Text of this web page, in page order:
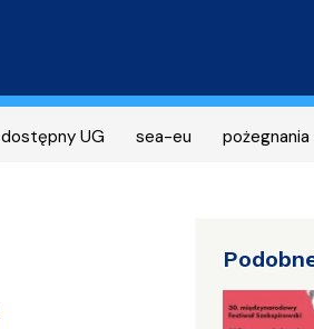
dostępny UG sea-eu pożegnania